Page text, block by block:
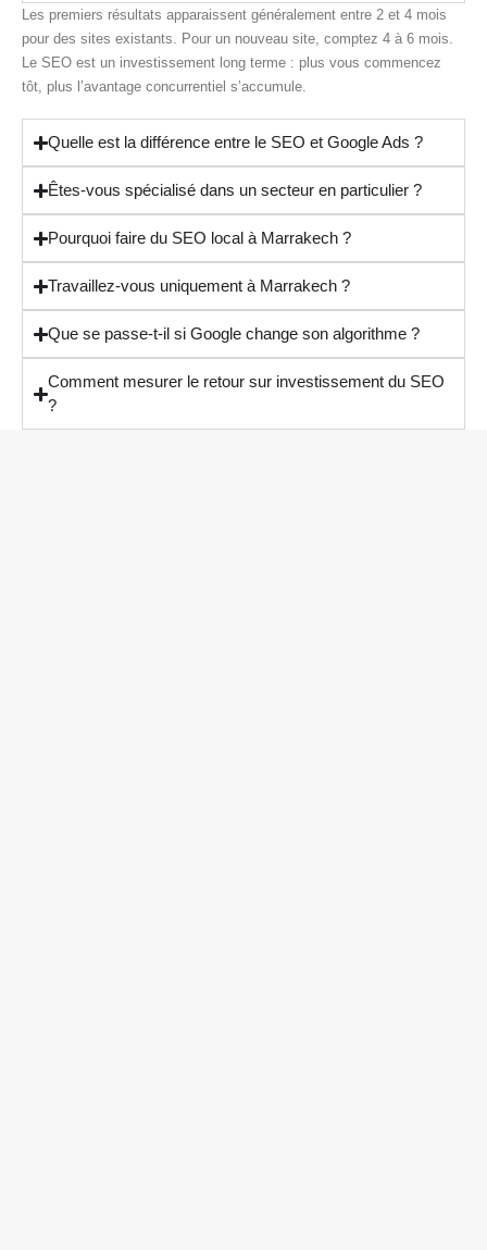
Les premiers résultats apparaissent généralement entre 2 et 4 mois
pour des sites existants. Pour un nouveau site, comptez 4 à 6 mois.
Le SEO est un investissement long terme : plus vous commencez
tôt, plus l’avantage concurrentiel s’accumule.
Quelle est la différence entre le SEO et Google Ads ?
Êtes-vous spécialisé dans un secteur en particulier ?
Pourquoi faire du SEO local à Marrakech ?
Travaillez-vous uniquement à Marrakech ?
Que se passe-t-il si Google change son algorithme ?
Comment mesurer le retour sur investissement du SEO
?